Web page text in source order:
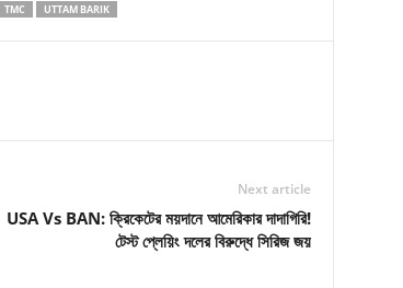
TMC UTTAM BARIK
Next article
USA Vs BAN: ক্রিকেটের ময়দানে আমেরিকার দাদাগিরি!
টেস্ট প্লেয়িং দলের বিরুদ্ধে সিরিজ জয়